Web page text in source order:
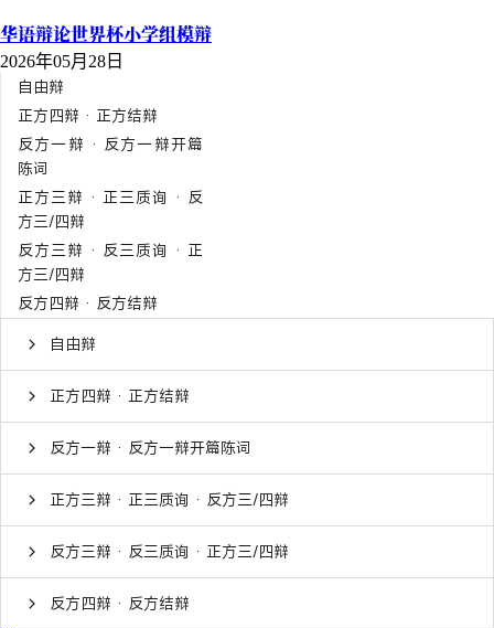
华语辩论世界杯小学组模辩
2026年05月28日
自由辩
正方四辩 · 正方结辩
反方一辩 · 反方一辩开篇
陈词
正方三辩 · 正三质询 · 反
方三/四辩
反方三辩 · 反三质询 · 正
方三/四辩
反方四辩 · 反方结辩
自由辩
正方四辩 · 正方结辩
反方一辩 · 反方一辩开篇陈词
正方三辩 · 正三质询 · 反方三/四辩
反方三辩 · 反三质询 · 正方三/四辩
反方四辩 · 反方结辩